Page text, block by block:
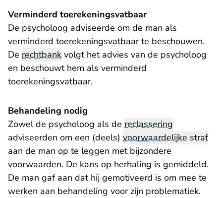
Verminderd toerekeningsvatbaar
De psycholoog adviseerde om de man als
verminderd toerekeningsvatbaar te beschouwen.
De rechtbank volgt het advies van de psycholoog
en beschouwt hem als verminderd
toerekeningsvatbaar.
Behandeling nodig
Zowel de psycholoog als de reclassering
adviseerden om een (deels) voorwaardelijke straf
aan de man op te leggen met bijzondere
voorwaarden. De kans op herhaling is gemiddeld.
De man gaf aan dat hij gemotiveerd is om mee te
werken aan behandeling voor zijn problematiek.